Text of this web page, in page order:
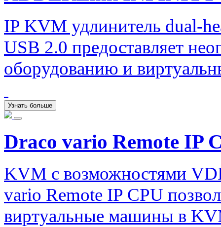
IP KVM удлинитель dual-
USB 2.0 предоставляет
оборудованию и
Узнать больше
Draco vario Remote IP
KVM с возможностями
vario Remote IP CPU
виртуальные машины в